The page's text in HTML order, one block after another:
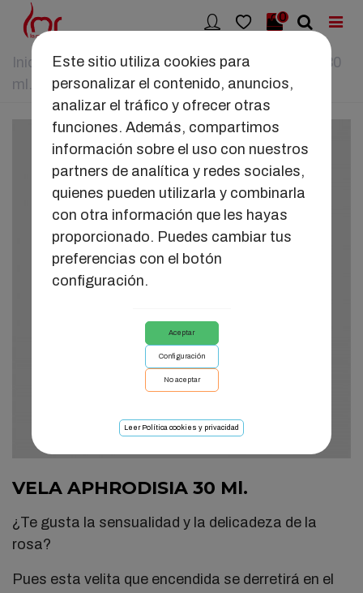
Este sitio utiliza cookies para
personalizar el contenido, anuncios,
analizar el tráfico y ofrecer otras
funciones. Además, compartimos
información sobre el uso con nuestros
partners de analítica y redes sociales,
quienes pueden utilizarla y combinarla
con otra información que les hayas
proporcionado. Puedes cambiar tus
preferencias con el botón
configuración.
Aceptar
Configuración
No aceptar
Leer Política cookies y privacidad
0
Inicio > SEDUCCIÓN > VELA APHRODISIA 30
ml.
VELA APHRODISIA 30 Ml.
¿Te gusta la sensualidad y la delicadeza de la
rosa?
Pues esta velita que encendida se derretirá en el